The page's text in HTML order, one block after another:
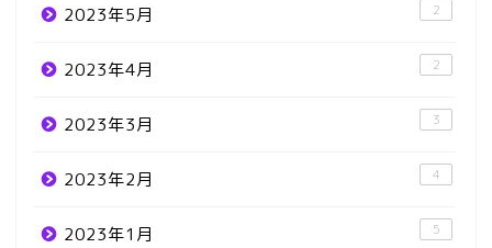
2023年5月 2
2023年4月 2
2023年3月 3
2023年2月 4
2023年1月 5